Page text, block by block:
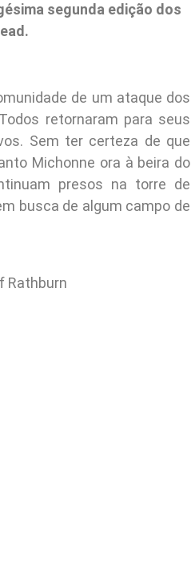
segunda edição dos
de um ataque dos
retornaram para seus
Sem ter certeza de que
Michonne ora à beira do
presos na torre de
busca de algum campo de
Rathburn